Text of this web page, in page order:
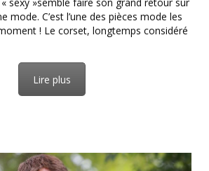
mode. C’est l’une des pièces mode les
! Le corset, longtemps considéré
Lire plus